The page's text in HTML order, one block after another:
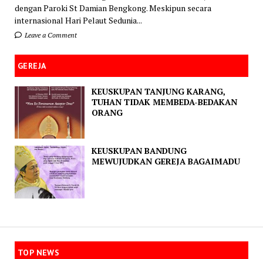
dengan Paroki St Damian Bengkong. Meskipun secara
internasional Hari Pelaut Sedunia...
Leave a Comment
GEREJA
KEUSKUPAN TANJUNG KARANG,
TUHAN TIDAK MEMBEDA-BEDAKAN
ORANG
KEUSKUPAN BANDUNG
MEWUJUDKAN GEREJA BAGAIMADU
TOP NEWS